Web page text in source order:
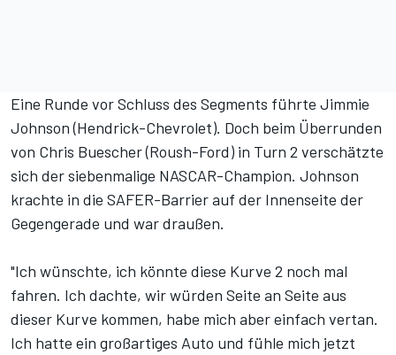
Eine Runde vor Schluss des Segments führte Jimmie
Johnson (Hendrick-Chevrolet). Doch beim Überrunden
von Chris Buescher (Roush-Ford) in Turn 2 verschätzte
sich der siebenmalige NASCAR-Champion. Johnson
krachte in die SAFER-Barrier auf der Innenseite der
Gegengerade und war draußen.
"Ich wünschte, ich könnte diese Kurve 2 noch mal
fahren. Ich dachte, wir würden Seite an Seite aus
dieser Kurve kommen, habe mich aber einfach vertan.
Ich hatte ein großartiges Auto und fühle mich jetzt